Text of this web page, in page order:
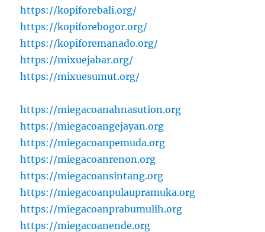
https://kopiforebali.org/
https://kopiforebogor.org/
https://kopiforemanado.org/
https://mixuejabar.org/
https://mixuesumut.org/
https://miegacoanahnasution.org
https://miegacoangejayan.org
https://miegacoanpemuda.org
https://miegacoanrenon.org
https://miegacoansintang.org
https://miegacoanpulaupramuka.org
https://miegacoanprabumulih.org
https://miegacoanende.org